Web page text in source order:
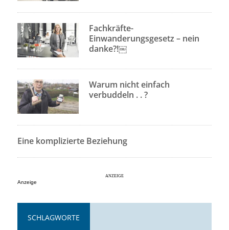
Fachkräfte-
Einwanderungsgesetz – nein
danke?!￼
Warum nicht einfach
verbuddeln . . ?
Eine komplizierte Beziehung
Anzeige
SCHLAGWORTE